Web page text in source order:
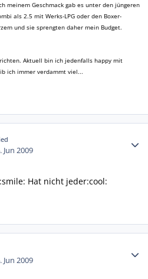
meinem Geschmack gab es unter den jüngeren
als 2.5 mit Werks-LPG oder den Boxer-
und sie sprengten daher mein Budget.
Aktuell bin ich jedenfalls happy mit
ich immer verdammt viel...
Jun 2009
Hat nicht jeder:cool:
Jun 2009